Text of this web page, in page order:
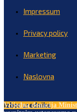
Impressum
Privacy policy
Marketing
Naslovna
Izbor urednika
Vrijedna donacija